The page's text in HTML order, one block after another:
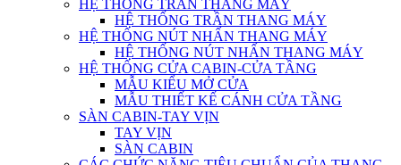
HỆ THỐNG TRẦN THANG MÁY
HỆ THỐNG TRẦN THANG MÁY
HỆ THỐNG NÚT NHẤN THANG MÁY
HỆ THỐNG NÚT NHẤN THANG MÁY
HỆ THỐNG CỬA CABIN-CỬA TẦNG
MẪU KIỂU MỞ CỬA
MẪU THIẾT KẾ CÁNH CỬA TẦNG
SÀN CABIN-TAY VỊN
TAY VỊN
SÀN CABIN